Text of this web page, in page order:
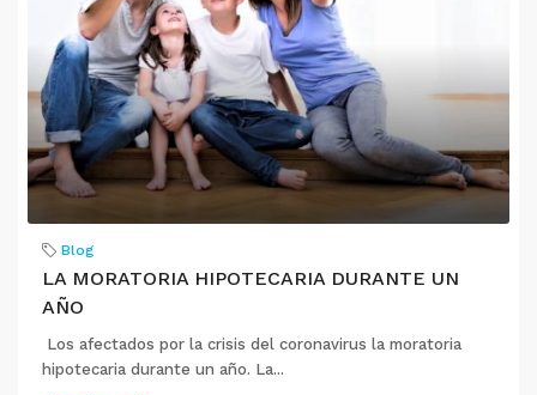
Blog
LA MORATORIA HIPOTECARIA DURANTE UN
AÑO
Los afectados por la crisis del coronavirus la moratoria
hipotecaria durante un año. La...